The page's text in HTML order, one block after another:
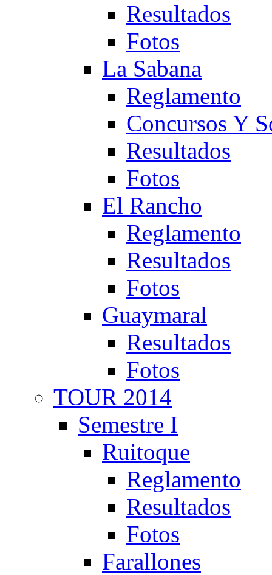
Resultados
Fotos
La Sabana
Reglamento
Concursos Y
Resultados
Fotos
El Rancho
Reglamento
Resultados
Fotos
Guaymaral
Resultados
Fotos
TOUR 2014
Semestre I
Ruitoque
Reglamento
Resultados
Fotos
Farallones